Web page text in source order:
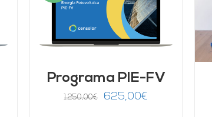
Programa PIE-FV
1.250,00€
El
625,00€
AÑADIR AL CARRITO
DETALLES